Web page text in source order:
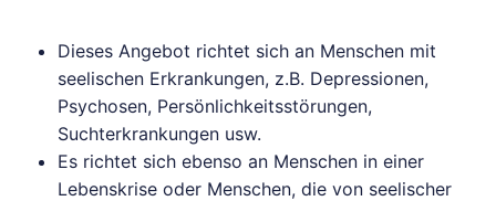
Dieses Angebot richtet sich an Menschen mit
seelischen Erkrankungen, z.B. Depressionen,
Psychosen, Persönlichkeitsstörungen,
Suchterkrankungen usw.
Es richtet sich ebenso an Menschen in einer
Lebenskrise oder Menschen, die von seelischer